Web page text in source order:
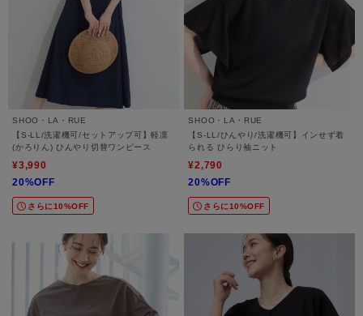
SHOO・LA・RUE
【S-LL/洗濯機可/セットアップ可】軽凛
(かろりん) ひんやり切替ワンピース
¥3,990
20%OFF
さらに10%OFF
SHOO・LA・RUE
【S-LL/ひんやり/洗濯機可】インせず着
られる ひらり袖ニット
¥2,790
20%OFF
さらに10%OFF